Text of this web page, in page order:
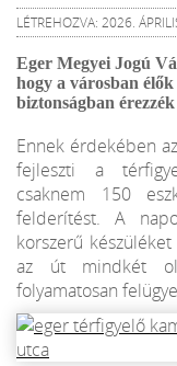
LÉTREHOZVA: 2026.
Eger Megyei Jogú
hogy a városban
biztonságban
Ennek érdekében
fejleszti a
csaknem 150
felderítést. A
korszerű
az út mindkét
folyamatosan